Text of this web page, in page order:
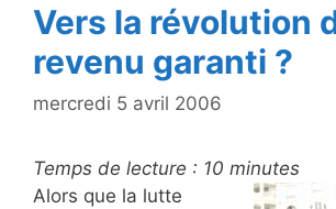
Vers la révolution
revenu garanti ?
mercredi 5 avril 2006
Temps de lecture : 10 minutes
Alors que la lutte